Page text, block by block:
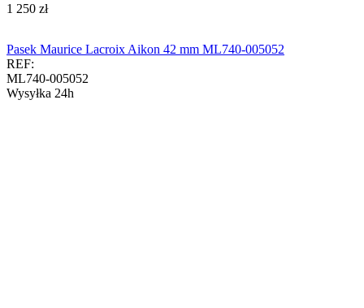
‍1 250‍ zł
Pasek Maurice Lacroix Aikon 42 mm ML740-005052
REF:
ML740-005052
Wysyłka 24h